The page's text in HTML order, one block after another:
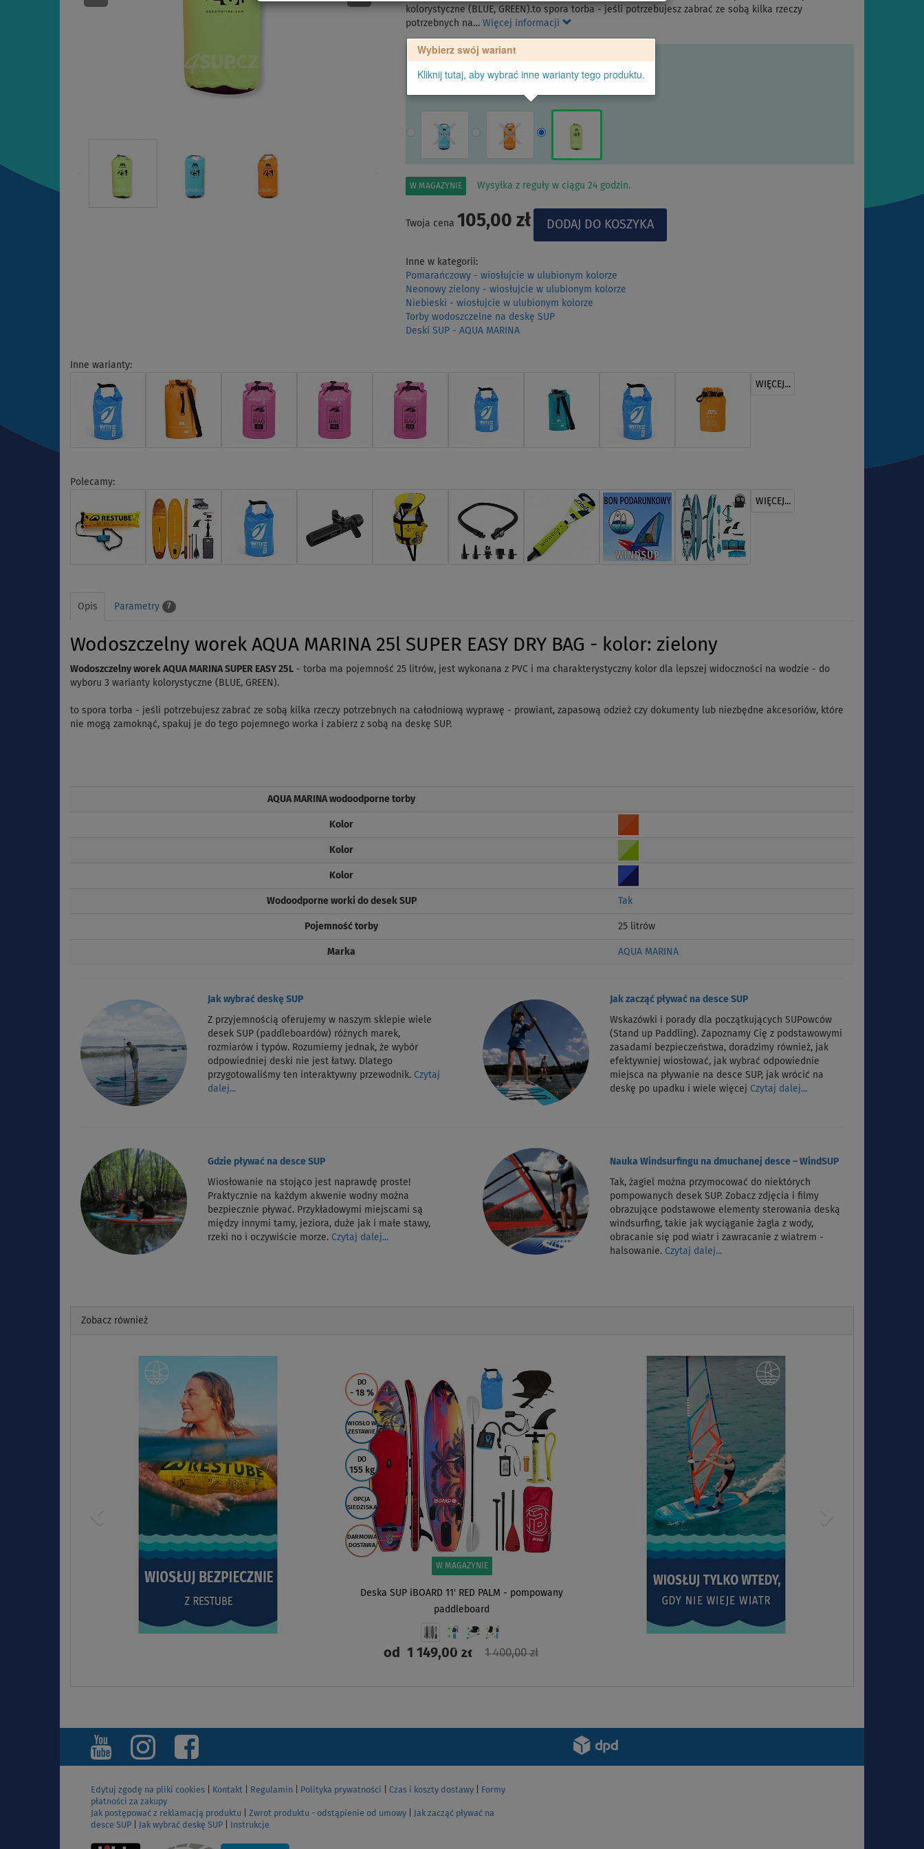
kolorystyczne (BLUE, GREEN).to spora torba - jeśli potrzebujesz zabrać ze sobą kilka rzeczy
potrzebnych na… Więcej informacji
Wybierz swój wariant
Kliknij tutaj, aby wybrać inne warianty tego produktu.
W MAGAZYNIE Wysyłka z reguły w ciągu 24 godzin.
Twoja cena 105,00 zł
Inne w kategorii:
Pomarańczowy - wiosłujcie w ulubionym kolorze
Neonowy zielony - wiosłujcie w ulubionym kolorze
Niebieski - wiosłujcie w ulubionym kolorze
Torby wodoszczelne na deskę SUP
Deski SUP - AQUA MARINA
Inne warianty:
WIĘCEJ...
Polecamy:
WIĘCEJ...
Opis Parametry 7
Wodoszczelny worek AQUA MARINA 25l SUPER EASY DRY BAG - kolor: zielony
Wodoszczelny worek AQUA MARINA SUPER EASY 25L - torba ma pojemność 25 litrów, jest wykonana z PVC i ma charakterystyczny kolor dla lepszej widoczności na wodzie - do
wyboru 3 warianty kolorystyczne (BLUE, GREEN).
to spora torba - jeśli potrzebujesz zabrać ze sobą kilka rzeczy potrzebnych na całodniową wyprawę - prowiant, zapasową odzież czy dokumenty lub niezbędne akcesoriów, które
nie mogą zamoknąć, spakuj je do tego pojemnego worka i zabierz z sobą na deskę SUP.
AQUA MARINA wodoodporne torby
Kolor
Kolor
Kolor
Wodoodporne worki do desek SUP Tak
Pojemność torby 25 litrów
Marka AQUA MARINA
Jak wybrać deskę SUP
Z przyjemnością oferujemy w naszym sklepie wiele
desek SUP (paddleboardów) różnych marek,
rozmiarów i typów. Rozumiemy jednak, że wybór
odpowiedniej deski nie jest łatwy. Dlatego
przygotowaliśmy ten interaktywny przewodnik. Czytaj
dalej...
Jak zacząć pływać na desce SUP
Wskazówki i porady dla początkujących SUPowców
(Stand up Paddling). Zapoznamy Cię z podstawowymi
zasadami bezpieczeństwa, doradzimy również, jak
efektywniej wiosłować, jak wybrać odpowiednie
miejsca na pływanie na desce SUP, jak wrócić na
deskę po upadku i wiele więcej Czytaj dalej...
Gdzie pływać na desce SUP
Wiosłowanie na stojąco jest naprawdę proste!
Praktycznie na każdym akwenie wodny można
bezpiecznie pływać. Przykładowymi miejscami są
między innymi tamy, jeziora, duże jak i małe stawy,
rzeki no i oczywiście morze. Czytaj dalej...
Nauka Windsurfingu na dmuchanej desce – WindSUP
Tak, żagiel można przymocować do niektórych
pompowanych desek SUP. Zobacz zdjęcia i filmy
obrazujące podstawowe elementy sterowania deską
windsurfing, takie jak wyciąganie żagla z wody,
obracanie się pod wiatr i zawracanie z wiatrem -
halsowanie. Czytaj dalej...
Zobacz również
DO
- 18 %
WIOSŁO W
ZESTAWIE
DO
155 kg
OPCJA
SIEDZISKA
DARMOWA
DOSTAWA
W MAGAZYNIE
Deska SUP iBOARD 11' RED PALM - pompowany
paddleboard
od 1 149,00 zł 1 400,00 zł
Previous
Edytuj zgodę na pliki cookies Kontakt Regulamin Polityka prywatności Czas i koszty dostawy
Formy
płatności za zakupy
Jak postępować z reklamacją produktu
Zwrot produktu - odstąpienie od umowy
Jak zacząć pływać na
desce SUP
Jak wybrać deskę SUP Instrukcje